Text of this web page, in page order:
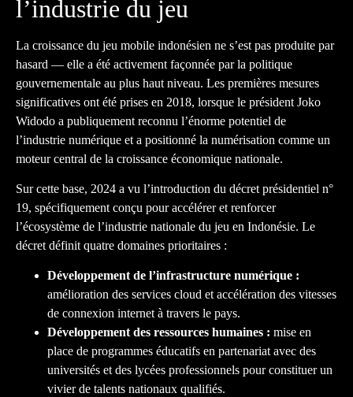
l’industrie du jeu
La croissance du jeu mobile indonésien ne s’est pas produite par
hasard — elle a été activement façonnée par la politique
gouvernementale au plus haut niveau. Les premières mesures
significatives ont été prises en 2018, lorsque le président Joko
Widodo a publiquement reconnu l’énorme potentiel de
l’industrie numérique et a positionné la numérisation comme un
moteur central de la croissance économique nationale.
Sur cette base, 2024 a vu l’introduction du décret présidentiel n°
19, spécifiquement conçu pour accélérer et renforcer
l’écosystème de l’industrie nationale du jeu en Indonésie. Le
décret définit quatre domaines prioritaires :
Développement de l’infrastructure numérique :
amélioration des services cloud et accélération des vitesses
de connexion internet à travers le pays.
Développement des ressources humaines : mise en
place de programmes éducatifs en partenariat avec des
universités et des lycées professionnels pour constituer un
vivier de talents nationaux qualifiés.